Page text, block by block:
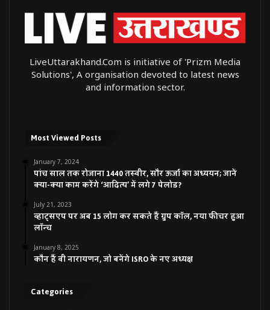
LiveUttarakhand.Com is initiative of 'Prizm Media
Solutions', A organisation devoted to latest news
and information sector.
Most Viewed Posts
January 7, 2024
पांच साल तक रोजाना 1440 तस्वीर, सौर ऊर्जा का अध्ययन; जानें
क्या-क्या काम करेंगे ‘आदित्य’ में लगे 7 पेलोड?
July 21, 2023
व्हाट्सएप पर अब 15 लोग कर सकते हैं ग्रुप कॉल, नया फीचर हुआ
लॉन्च
January 8, 2025
कौन हैं वी नारायणन, जो बनेंगे ISRO के नए अध्यक्ष
Categories